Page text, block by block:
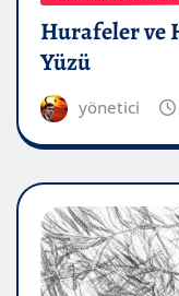
Hurafeler ve
Yüzü
yönetici